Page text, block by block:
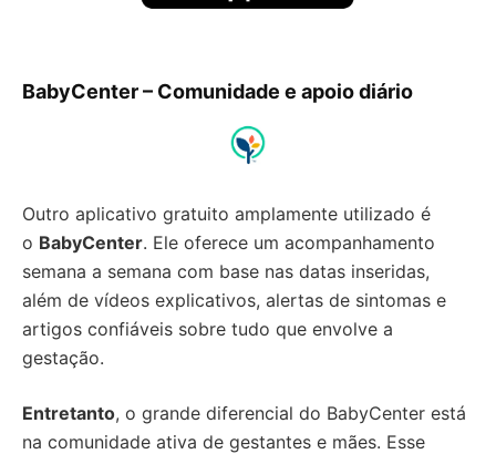
BabyCenter – Comunidade e apoio diário
Outro aplicativo gratuito amplamente utilizado é
o BabyCenter. Ele oferece um acompanhamento
semana a semana com base nas datas inseridas,
além de vídeos explicativos, alertas de sintomas e
artigos confiáveis sobre tudo que envolve a
gestação.
Entretanto, o grande diferencial do BabyCenter está
na comunidade ativa de gestantes e mães. Esse